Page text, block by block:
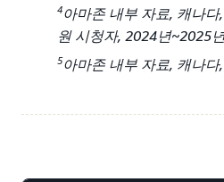
4아마존 내부 자료, 캐나
원 시청자, 2024년~2025
5아마존 내부 자료, 캐나다